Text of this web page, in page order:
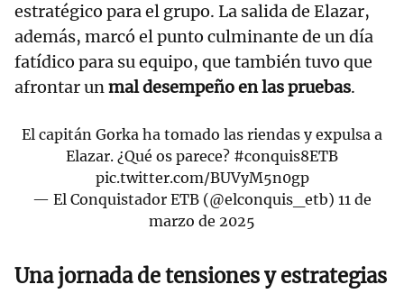
estratégico para el grupo. La salida de Elazar,
además, marcó el punto culminante de un día
fatídico para su equipo, que también tuvo que
afrontar unmal desempeño en las pruebas.
El capitán Gorka ha tomado las riendas y expulsa a
Elazar. ¿Qué os parece? #conquis8ETB
pic.twitter.com/BUVyM5n0gp
— El Conquistador ETB (@elconquis_etb) 11 de
marzo de 2025
Una jornada de tensiones y estrategias